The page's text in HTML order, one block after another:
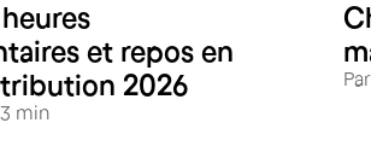
et repos en
2026
3 min
Par